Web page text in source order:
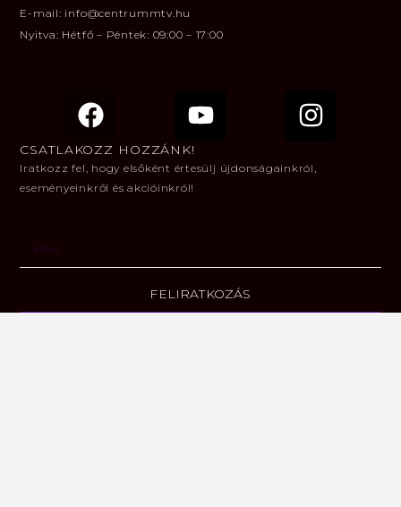
E-mail: info@centrummtv.hu
Nyitva: Hétfő – Péntek: 09:00 – 17:00
CSATLAKOZZ HOZZÁNK!
Iratkozz fel, hogy elsőként értesülj újdonságainkról,
eseményeinkről és akcióinkról!
FELIRATKOZÁS